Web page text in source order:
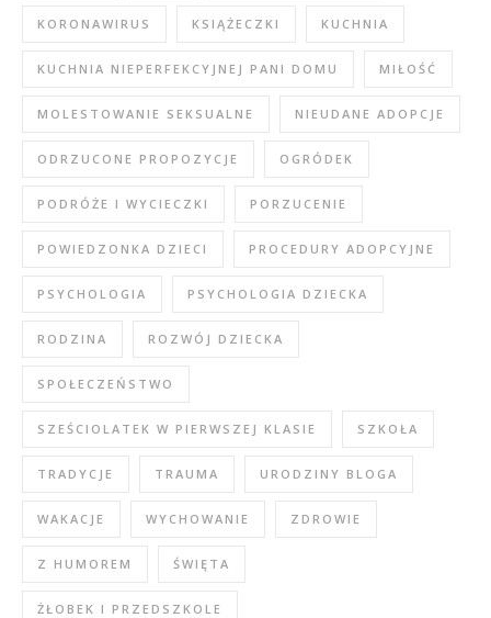
KORONAWIRUS KSIĄŻECZKI KUCHNIA
KUCHNIA NIEPERFEKCYJNEJ PANI DOMU MIŁOŚĆ
MOLESTOWANIE SEKSUALNE NIEUDANE ADOPCJE
ODRZUCONE PROPOZYCJE OGRÓDEK
PODRÓŻE I WYCIECZKI PORZUCENIE
POWIEDZONKA DZIECI PROCEDURY ADOPCYJNE
PSYCHOLOGIA PSYCHOLOGIA DZIECKA
RODZINA ROZWÓJ DZIECKA
SPOŁECZEŃSTWO
SZEŚCIOLATEK W PIERWSZEJ KLASIE SZKOŁA
TRADYCJE TRAUMA URODZINY BLOGA
WAKACJE WYCHOWANIE ZDROWIE
Z HUMOREM ŚWIĘTA
ŻŁOBEK I PRZEDSZKOLE